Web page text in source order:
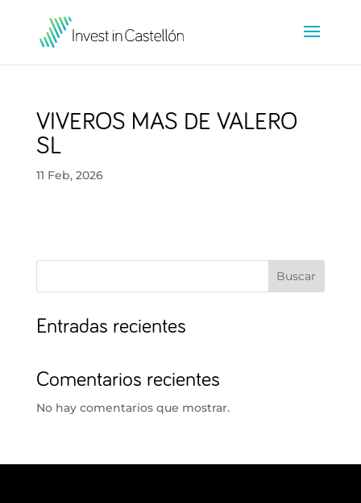
VIVEROS MAS DE VALERO
SL
11 Feb, 2026
Buscar
Entradas recientes
Comentarios recientes
No hay comentarios que mostrar.